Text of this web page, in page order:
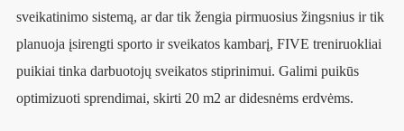
sveikatinimo sistemą, ar dar tik žengia pirmuosius žingsnius ir tik
planuoja įsirengti sporto ir sveikatos kambarį, FIVE treniruokliai
puikiai tinka darbuotojų sveikatos stiprinimui. Galimi puikūs
optimizuoti sprendimai, skirti 20 m2 ar didesnėms erdvėms.